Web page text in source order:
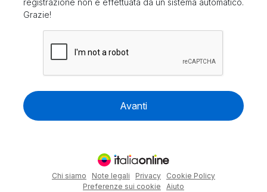
registrazione non è effettuata da un sistema automatico.
Grazie!
Avanti
Chi siamo Note legali Privacy
Cookie Policy
Preferenze sui cookie
Aiuto